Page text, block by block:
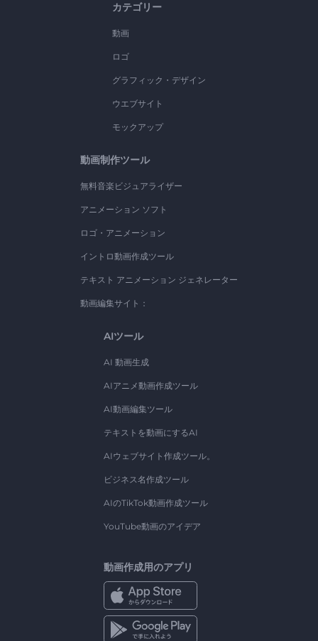
カテゴリー
動画
ロゴ
グラフィック・デザイン
ウエブサイト
モックアップ
動画制作ツール
無料音楽ビジュアライザー
アニメーション ソフト
ロゴ・アニメーション
イントロ動画作成ツール
テキスト アニメーション ジェネレーター
動画編集サイト：
AIツール
AI 動画生成
AIアニメ動画作成ツール
AI動画編集ツール
テキストを動画にするAI
AIウェブサイト作成ツール。
ビジネス名作成ツール
AIのTikTok動画作成ツール
YouTube動画のアイデア
動画作成用のアプリ